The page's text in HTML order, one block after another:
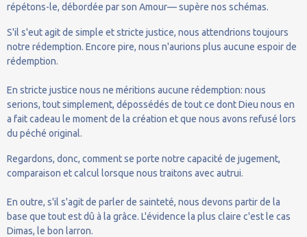
répétons-le, débordée par son Amour— supère nos schémas.
S'il s'eut agit de simple et stricte justice, nous attendrions toujours
notre rédemption. Encore pire, nous n'aurions plus aucune espoir de
rédemption.
En stricte justice nous ne méritions aucune rédemption: nous
serions, tout simplement, dépossédés de tout ce dont Dieu nous en
a fait cadeau le moment de la création et que nous avons refusé lors
du péché original.
Regardons, donc, comment se porte notre capacité de jugement,
comparaison et calcul lorsque nous traitons avec autrui.
En outre, s'il s'agit de parler de sainteté, nous devons partir de la
base que tout est dû à la grâce. L'évidence la plus claire c'est le cas
Dimas, le bon larron.